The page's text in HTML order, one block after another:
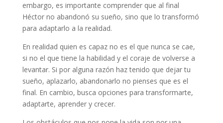
embargo, es importante comprender que al final
Héctor no abandonó su sueño, sino que lo transformó
para adaptarlo a la realidad.
En realidad quien es capaz no es el que nunca se cae,
si no el que tiene la habilidad y el coraje de volverse a
levantar. Si por alguna razón haz tenido que dejar tu
sueño, aplazarlo, abandonarlo no pienses que es el
final. En cambio, busca opciones para transformarte,
adaptarte, aprender y crecer.